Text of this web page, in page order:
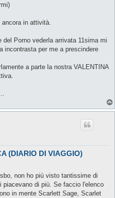
in attività.
Porno vederla arrivata 11sima mi
incontrasta per me a prescindere
a parte la nostra VALENTINA
(DIARIO DI VIAGGIO)
non ho più visto tantissime di
piacevano di più. Se faccio l'elenco
in mente Scarlett Sage, Scarlet